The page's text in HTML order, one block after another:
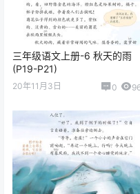
三年级语文上册-6 秋天的雨
(P19-P21)
20年11月3日 0